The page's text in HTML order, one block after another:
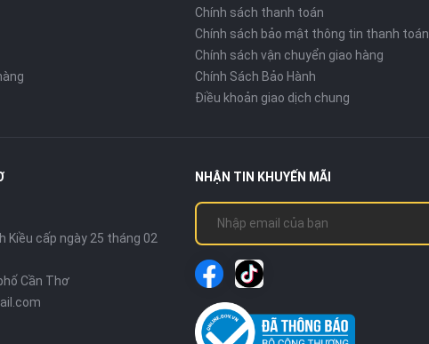
Chính sách thanh toán
Chính sách bảo mật thông tin thanh toán
Chính sách vận chuyển giao hàng
Chính Sách Bảo Hành
Điều khoản giao dịch chung
Kiều cấp ngày 25 tháng 02
Cần Thơ
NHẬN TIN KHUYẾN MÃI